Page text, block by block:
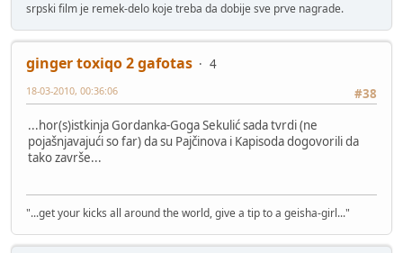
srpski film je remek-delo koje treba da dobije sve prve nagrade.
ginger toxiqo 2 gafotas
4
#38
18-03-2010, 00:36:06
...hor(s)istkinja Gordanka-Goga Sekulić sada tvrdi (ne
pojašnjavajući so far) da su Pajčinova i Kapisoda dogovorili da
tako završe...
"...get your kicks all around the world, give a tip to a geisha-girl..."